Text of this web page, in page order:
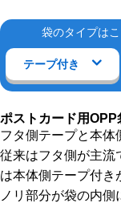
袋のタイプは
テープ付き
ポストカード用OPP
フタ側テープと本体
従来はフタ側が主流
は本体側テープ付き
ノリ部分が袋の内